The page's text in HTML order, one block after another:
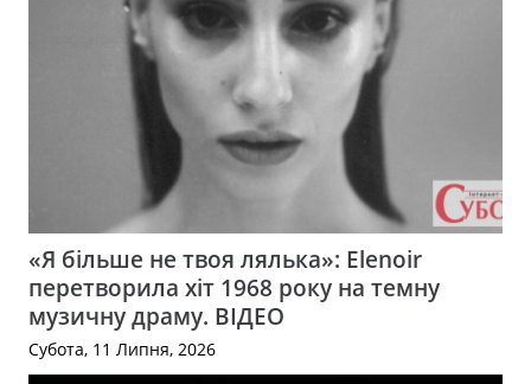
«Я більше не твоя лялька»: Elenoir
перетворила хіт 1968 року на темну
музичну драму. ВІДЕО
Субота, 11 Липня, 2026